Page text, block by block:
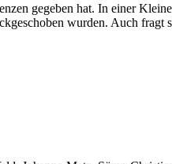
gegeben hat. In einer
wurden. Auch fragt